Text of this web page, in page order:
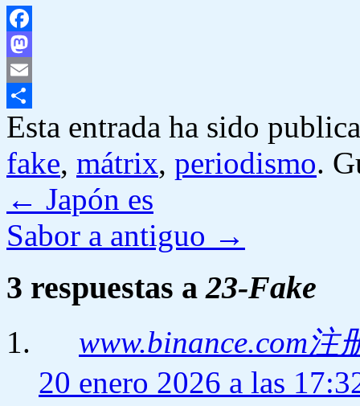
Facebook
Mastodon
Email
Compartir
Esta entrada ha sido
fake, mátrix, periodismo.
← Japón es
Sabor a antiguo →
3 respuestas a23-Fake
www.binance.com注
20 enero 2026 a las